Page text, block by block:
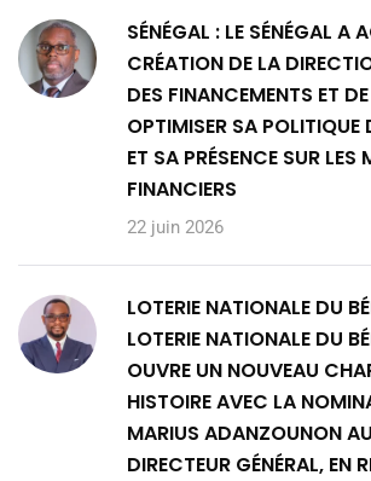
SÉNÉGAL : LE SÉNÉGAL A
CRÉATION DE LA
DES FINANCEMENTS ET
OPTIMISER SA POLITIQUE
ET SA PRÉSENCE SUR LES
FINANCIERS
22 juin 2026
LOTERIE NATIONALE DU
LOTERIE NATIONALE DU
OUVRE UN NOUVEAU
HISTOIRE AVEC LA
MARIUS ADANZOUNON
DIRECTEUR GÉNÉRAL, EN